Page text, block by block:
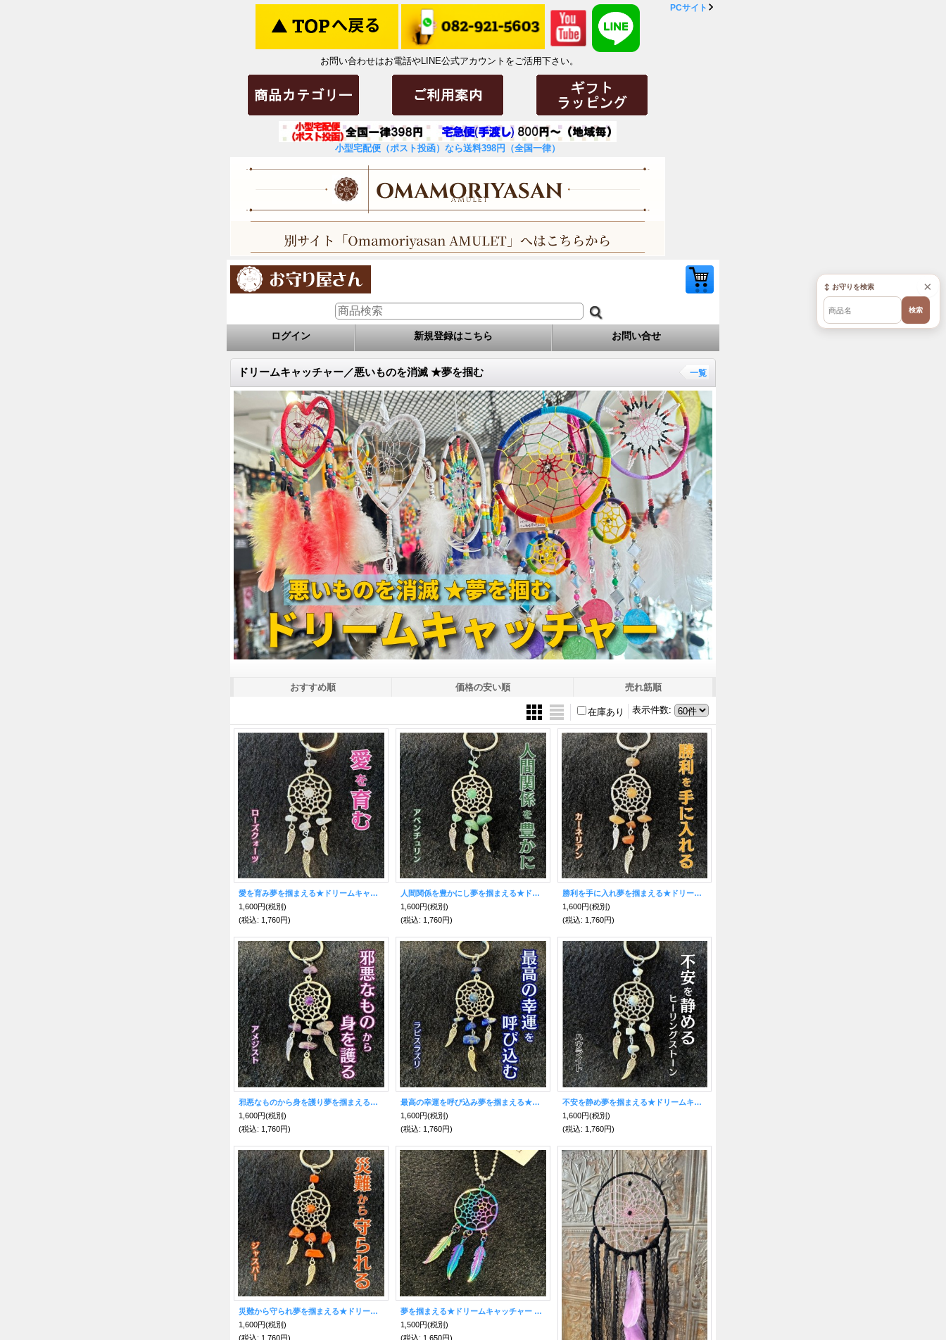
お問い合わせはお電話やLINE公式アカウントをご活用下さい。
小型宅配便（ポスト投函）なら送料398円（全国一律）
PCサイト
ログイン 新規登録はこちら お問い合せ
ドリームキャッチャー／悪いものを消滅 ★夢を掴む 一覧
おすすめ順 価格の安い順 売れ筋順
表示件数:
在庫あり
愛を育み夢を掴まえる★ドリームキャッチャー キーホルダー ローズクォーツ付
1,600円(税別)
(税込: 1,760円)
人間関係を豊かにし夢を掴まえる★ドリームキャッチャー キーホルダー アベンチュリン付
1,600円(税別)
(税込: 1,760円)
勝利を手に入れ夢を掴まえる★ドリームキャッチャー キーホルダー カーネリアン付
1,600円(税別)
(税込: 1,760円)
邪悪なものから身を護り夢を掴まえる★ドリームキャッチャー キーホルダー アメジスト付
1,600円(税別)
(税込: 1,760円)
最高の幸運を呼び込み夢を掴まえる★ドリームキャッチャー キーホルダー ラピスラズリ付
1,600円(税別)
(税込: 1,760円)
不安を静め夢を掴まえる★ドリームキャッチャー キーホルダー ハウライト付
1,600円(税別)
(税込: 1,760円)
災難から守られ夢を掴まえる★ドリームキャッチャー キーホルダー ジャスパー付
1,600円(税別)
(税込: 1,760円)
夢を掴まえる★ドリームキャッチャー キーホルダー レインボー
1,500円(税別)
(税込: 1,650円)
×
↕ お守りを検索
検索